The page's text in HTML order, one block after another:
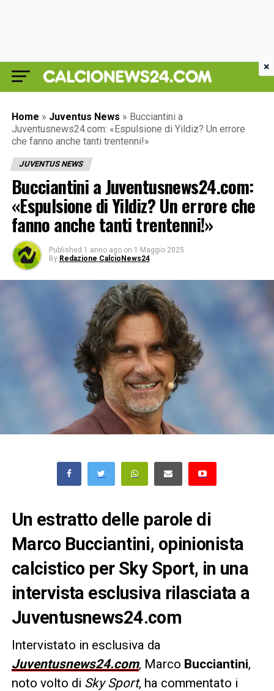
Home » Juventus News » Bucciantini a
Juventusnews24.com: «Espulsione di Yildiz? Un errore
che fanno anche tanti trentenni!»
JUVENTUS NEWS
Bucciantini a Juventusnews24.com:
«Espulsione di Yildiz? Un errore che
fanno anche tanti trentenni!»
Published 1 anno ago on 1 Maggio 2025
By Redazione CalcioNews24
Un estratto delle parole di
Marco Bucciantini, opinionista
calcistico per Sky Sport, in una
intervista esclusiva rilasciata a
Juventusnews24.com
Intervistato in esclusiva da
Juventusnews24.com, Marco Bucciantini,
noto volto di Sky Sport, ha commentato i
×